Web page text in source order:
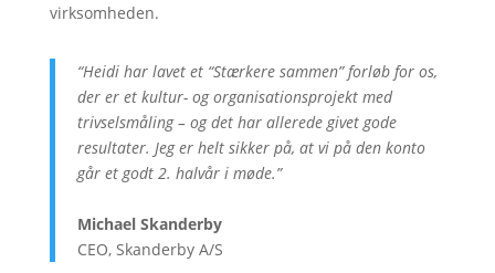
virksomheden.
“Heidi har lavet et “Stærkere sammen” forløb for os,
der er et kultur- og organisationsprojekt med
trivselsmåling – og det har allerede givet gode
resultater. Jeg er helt sikker på, at vi på den konto
går et godt 2. halvår i møde.”
Michael Skanderby
CEO, Skanderby A/S